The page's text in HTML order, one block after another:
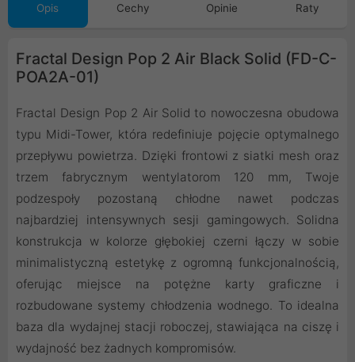
Opis Cechy Opinie Raty
Fractal Design Pop 2 Air Black Solid (FD-C-
POA2A-01)
Fractal Design Pop 2 Air Solid to nowoczesna obudowa
typu Midi-Tower, która redefiniuje pojęcie optymalnego
przepływu powietrza. Dzięki frontowi z siatki mesh oraz
trzem fabrycznym wentylatorom 120 mm, Twoje
podzespoły pozostaną chłodne nawet podczas
najbardziej intensywnych sesji gamingowych. Solidna
konstrukcja w kolorze głębokiej czerni łączy w sobie
minimalistyczną estetykę z ogromną funkcjonalnością,
oferując miejsce na potężne karty graficzne i
rozbudowane systemy chłodzenia wodnego. To idealna
baza dla wydajnej stacji roboczej, stawiająca na ciszę i
wydajność bez żadnych kompromisów.